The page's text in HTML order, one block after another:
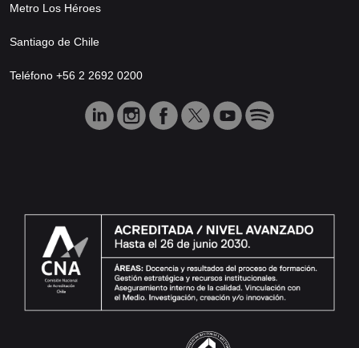
Metro Los Héroes
Santiago de Chile
Teléfono +56 2 2692 0200